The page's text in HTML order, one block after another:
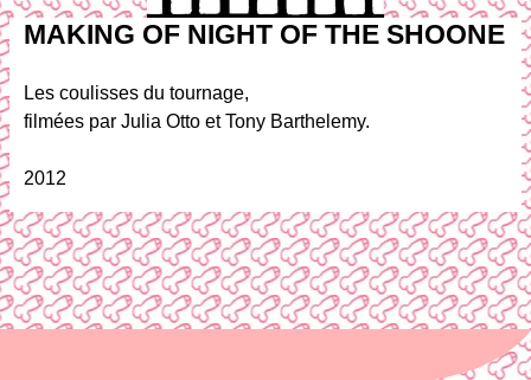
MAKING OF NIGHT OF THE SHOONE
Les coulisses du tournage,
filmées par Julia Otto et Tony Barthelemy.
2012